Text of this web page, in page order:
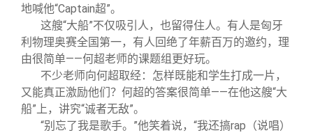
地喊他“Captain超”。
这艘“大船”不仅吸引人，也留得住人。有人是匈牙
利物理奥赛全国第一，有人回绝了年薪百万的邀约，理
由很简单——何超老师的课题组更好玩。
不少老师向何超取经：怎样既能和学生打成一片，
又能真正激励他们？何超的答案很简单——在他这艘“大
船”上，讲究“诚者无敌”。
“别忘了我是歌手。”他笑着说，“我还搞rap（说唱）